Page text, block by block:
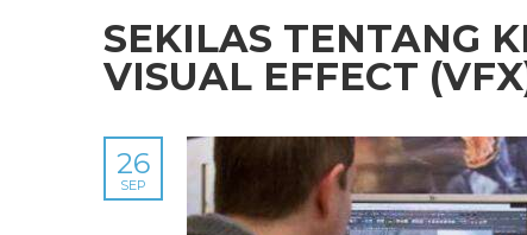
SEKILAS TENTANG
VISUAL EFFECT
26
SEP